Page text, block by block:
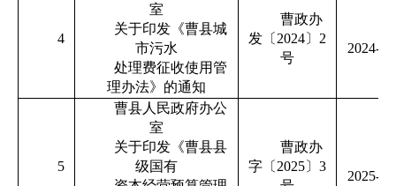
4
室
关于印发《曹县城
市污水
处理费征收使用管
理办法》的通知
曹政办
发〔 2024〕2
号
2024-
5
曹县人民政府办公
室
关于印发《曹县县
级国有
曹政办
字〔 2025〕3
2025-